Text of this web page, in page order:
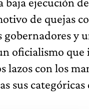
de quejas
gobernadores y
oficialismo
lazos con los
sus categóricas